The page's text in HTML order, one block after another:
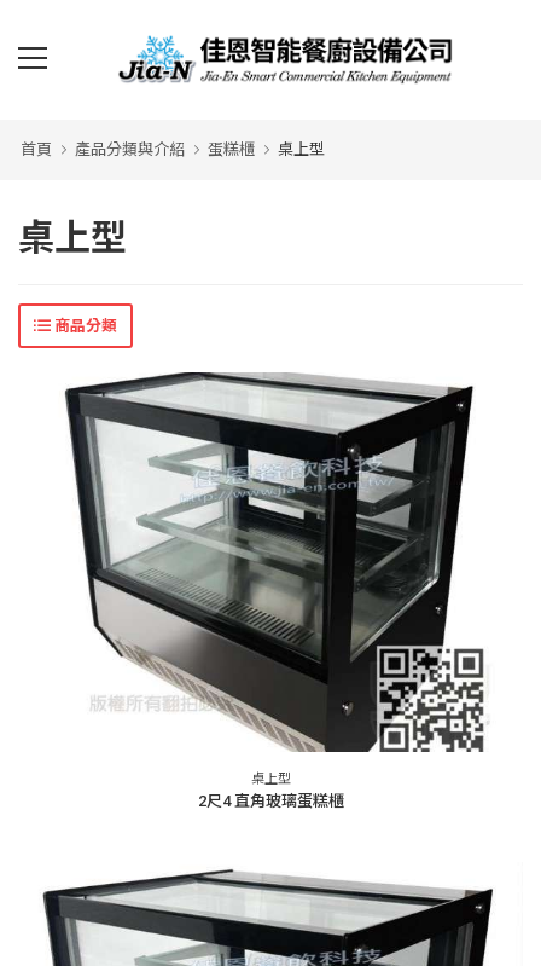
首頁 產品分類與介紹 蛋糕櫃 桌上型
桌上型
商品分類
桌上型
2尺4 直角玻璃蛋糕櫃